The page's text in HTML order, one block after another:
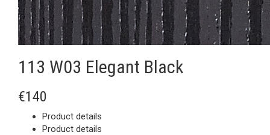
113 W03 Elegant Black
€140
Product details
Product details